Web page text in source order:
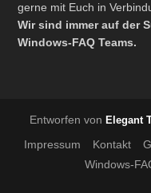
gerne mit Euch in
Wir sind immer auf der
Windows-FAQ Teams.
Entworfen von Elegant
Impressum Kontakt
Windows-